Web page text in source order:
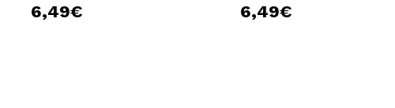
6,49€ 6,49€